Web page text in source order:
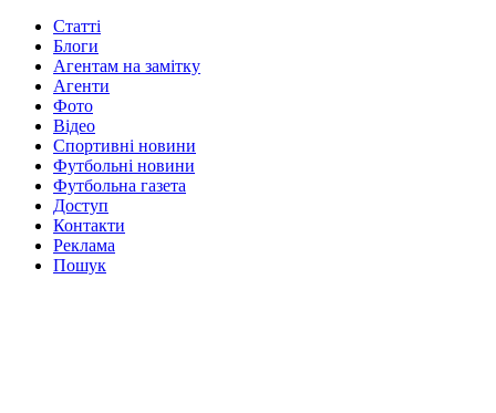
Статті
Блоги
Агентам на замітку
Агенти
Фото
Відео
Спортивні новини
Футбольні новини
Футбольна газета
Доступ
Контакти
Реклама
Пошук